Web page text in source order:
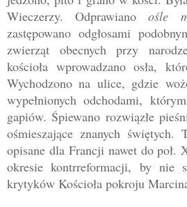
Wieczerzy. Odprawianoośle
zastępowano odgłosami
zwierząt obecnych przy
kościoła wprowadzano osła,
Wychodzono na ulice, gdzie
wypełnionych odchodami,
gapiów. Śpiewano rozwiązłe
ośmieszające znanych świętych. T
opisane dla Francji nawet do
okresie kontrreformacji, by nie
krytyków Kościoła pokroju